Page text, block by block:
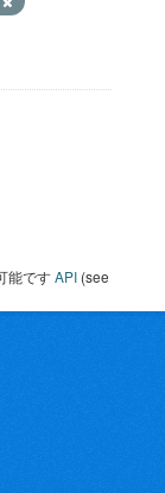
能ですAPI (see